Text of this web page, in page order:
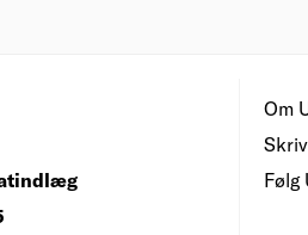
Om
Følg